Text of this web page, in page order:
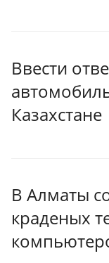
Ввести
Казахстане
В Алматы
краденых